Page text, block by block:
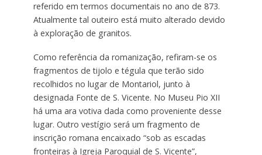
referido em termos documentais no ano de 873.
Atualmente tal outeiro está muito alterado devido
à exploração de granitos.
Como referência da romanização, refiram-se os
fragmentos de tijolo e tégula que terão sido
recolhidos no lugar de Montariol, junto à
designada Fonte de S. Vicente. No Museu Pio XII
há uma ara votiva dada como proveniente desse
lugar. Outro vestígio será um fragmento de
inscrição romana encaixado “sob as escadas
fronteiras à Igreja Paroquial de S. Vicente”,